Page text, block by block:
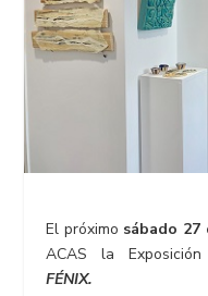
El próximo sábado 27
ACAS la
FÉNIX.